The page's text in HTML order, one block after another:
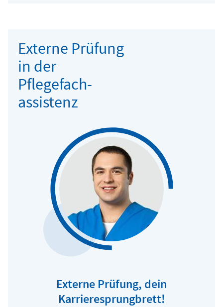
Externe Prüfung
in der
Pflegefach-
assistenz
Externe Prüfung, dein
Karrieresprungbrett!